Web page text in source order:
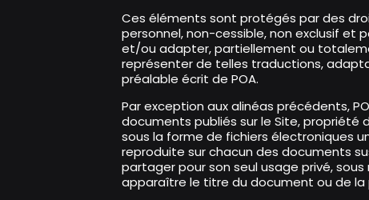
Ces éléments sont protégés par des
personnel, non-cessible, non exclusif et
et/ou adapter, partiellement ou
représenter de telles traductions,
préalable écrit de POA.
Par exception aux alinéas précédents,
documents publiés sur le Site, propriété
sous la forme de fichiers électroniques
reproduite sur chacun des documents
partager pour son seul usage privé,
apparaître le titre du document ou de